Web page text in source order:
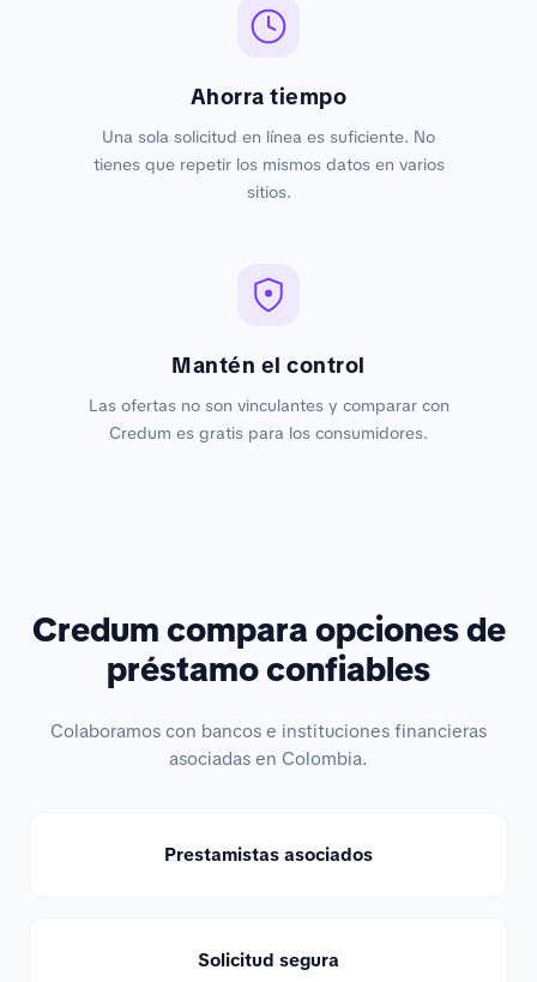
Ahorra tiempo
Una sola solicitud en línea es suficiente. No
tienes que repetir los mismos datos en varios
sitios.
Mantén el control
Las ofertas no son vinculantes y comparar con
Credum es gratis para los consumidores.
Credum compara opciones de
préstamo confiables
Colaboramos con bancos e instituciones financieras
asociadas en Colombia.
Prestamistas asociados
Solicitud segura